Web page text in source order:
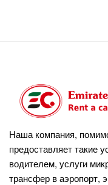
Наша компания,
предоставляет такие
водителем, услуги
трансфер в аэропорт,